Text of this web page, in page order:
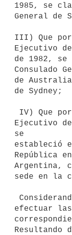
1985, se
General de
III) Que
Ejecutivo
de 1982,
Consulado
de
de Sydney;
Ejecutivo
se
estableció
República
Argentina,
sede en la
efectuar
Resultando